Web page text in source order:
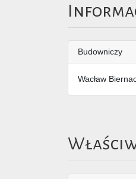
Budowniczy
Wacław